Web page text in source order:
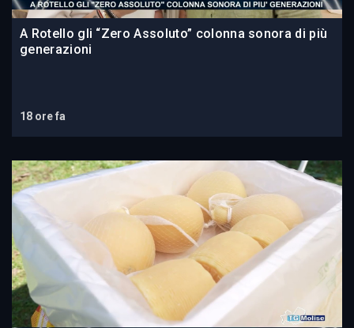
A Rotello gli “Zero Assoluto” colonna sonora di più
generazioni
18 ore fa